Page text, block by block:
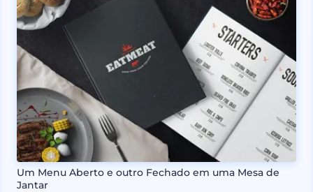
Um Menu Aberto e outro Fechado em uma Mesa de
Jantar